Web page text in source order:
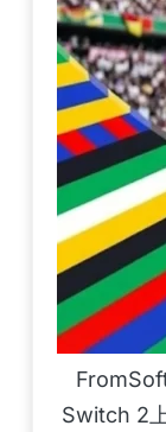
Switch 2